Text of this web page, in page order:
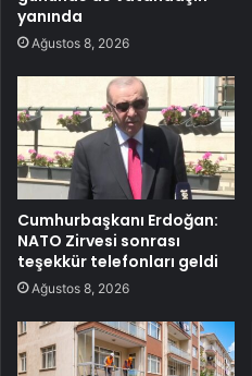
yanında
Ağustos 8, 2026
Cumhurbaşkanı Erdoğan:
NATO Zirvesi sonrası
teşekkür telefonları geldi
Ağustos 8, 2026